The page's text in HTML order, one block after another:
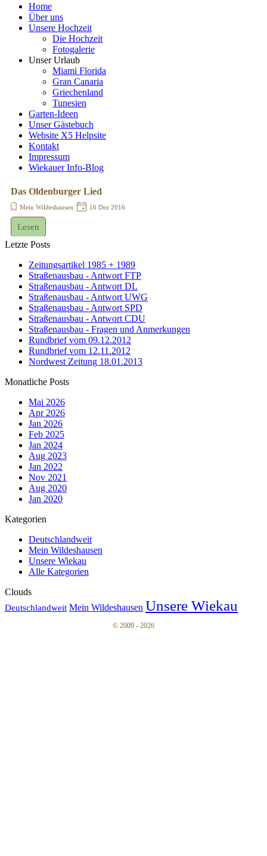
Home
Über uns
Unsere Hochzeit
Die Hochzeit
Fotogalerie
Unser Urlaub
Miami Florida
Gran Canaria
Griechenland
Tunesien
Garten-Ideen
Unser Gästebuch
Website X5 Helpsite
Kontakt
Impressum
Wiekauer Info-Blog
Das Oldenburger Lied
Mein Wildeshausen 16 Dez 2016
Lesen
Letzte Posts
Zeitungsartikel 1985 + 1989
Straßenausbau - Antwort FTP
Straßenausbau - Antwort DL
Straßenausbau - Antwort UWG
Straßenausbau - Antwort SPD
Straßenausbau - Antwort CDU
Straßenausbau - Fragen und Anmerkungen
Rundbrief vom 09.12.2012
Rundbrief vom 12.11.2012
Nordwest Zeitung 18.01.2013
Monatliche Posts
Mai 2026
Apr 2026
Jan 2026
Feb 2025
Jan 2024
Aug 2023
Jan 2022
Nov 2021
Aug 2020
Jan 2020
Kategorien
Deutschlandweit
Mein Wildeshausen
Unsere Wiekau
Alle Kategorien
Clouds
Deutschlandweit Mein Wildeshausen Unsere Wiekau
© 2009 - 2026